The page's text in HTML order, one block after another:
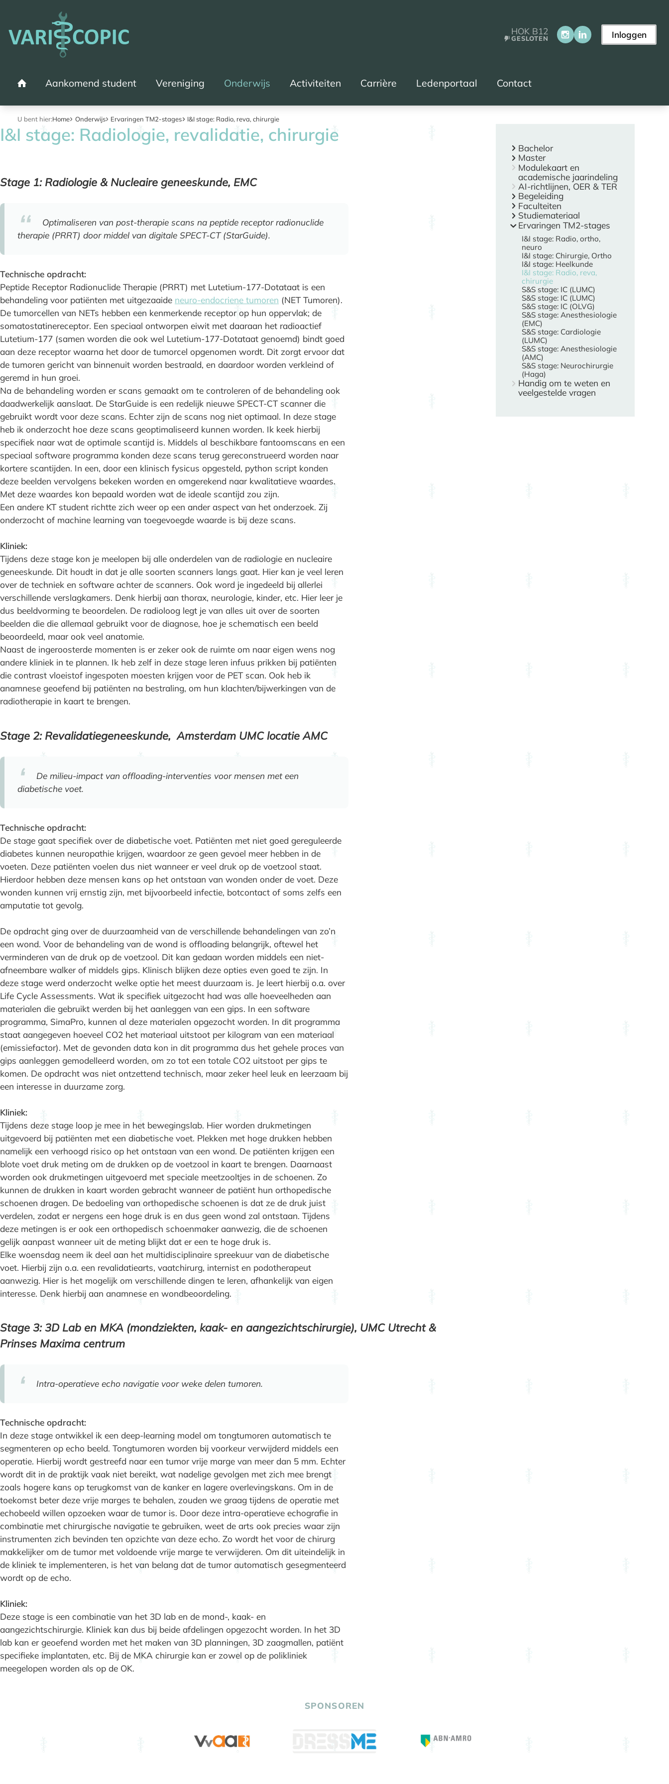
Home
Aankomend student Vereniging Onderwijs Activiteiten Carrière Ledenportaal Contact
HOK B12
GESLOTEN Inloggen
U bent hier:Home Onderwijs Ervaringen TM2-stages I&I stage: Radio, reva, chirurgie
I&I stage: Radiologie, revalidatie, chirurgie
Stage 1: Radiologie & Nucleaire geneeskunde, EMC
Optimaliseren van post-therapie scans na peptide receptor radionuclide
therapie (PRRT) door middel van digitale SPECT-CT (StarGuide).
Technische opdracht:
Peptide Receptor Radionuclide Therapie (PRRT) met Lutetium-177-Dotataat is een
behandeling voor patiënten met uitgezaaide neuro-endocriene tumoren (NET Tumoren).
De tumorcellen van NETs hebben een kenmerkende receptor op hun oppervlak; de
somatostatinereceptor. Een speciaal ontworpen eiwit met daaraan het radioactief
Lutetium-177 (samen worden die ook wel Lutetium-177-Dotataat genoemd) bindt goed
aan deze receptor waarna het door de tumorcel opgenomen wordt. Dit zorgt ervoor dat
de tumoren gericht van binnenuit worden bestraald, en daardoor worden verkleind of
geremd in hun groei.
Na de behandeling worden er scans gemaakt om te controleren of de behandeling ook
daadwerkelijk aanslaat. De StarGuide is een redelijk nieuwe SPECT-CT scanner die
gebruikt wordt voor deze scans. Echter zijn de scans nog niet optimaal. In deze stage
heb ik onderzocht hoe deze scans geoptimaliseerd kunnen worden. Ik keek hierbij
specifiek naar wat de optimale scantijd is. Middels al beschikbare fantoomscans en een
speciaal software programma konden deze scans terug gereconstrueerd worden naar
kortere scantijden. In een, door een klinisch fysicus opgesteld, python script konden
deze beelden vervolgens bekeken worden en omgerekend naar kwalitatieve waardes.
Met deze waardes kon bepaald worden wat de ideale scantijd zou zijn.
Een andere KT student richtte zich weer op een ander aspect van het onderzoek. Zij
onderzocht of machine learning van toegevoegde waarde is bij deze scans.
Kliniek:
Tijdens deze stage kon je meelopen bij alle onderdelen van de radiologie en nucleaire
geneeskunde. Dit houdt in dat je alle soorten scanners langs gaat. Hier kan je veel leren
over de techniek en software achter de scanners. Ook word je ingedeeld bij allerlei
verschillende verslagkamers. Denk hierbij aan thorax, neurologie, kinder, etc. Hier leer je
dus beeldvorming te beoordelen. De radioloog legt je van alles uit over de soorten
beelden die die allemaal gebruikt voor de diagnose, hoe je schematisch een beeld
beoordeeld, maar ook veel anatomie.
Naast de ingeroosterde momenten is er zeker ook de ruimte om naar eigen wens nog
andere kliniek in te plannen. Ik heb zelf in deze stage leren infuus prikken bij patiënten
die contrast vloeistof ingespoten moesten krijgen voor de PET scan. Ook heb ik
anamnese geoefend bij patiënten na bestraling, om hun klachten/bijwerkingen van de
radiotherapie in kaart te brengen.
Stage 2: Revalidatiegeneeskunde, Amsterdam UMC locatie AMC
De milieu-impact van offloading-interventies voor mensen met een
diabetische voet.
Technische opdracht:
De stage gaat specifiek over de diabetische voet. Patiënten met niet goed gereguleerde
diabetes kunnen neuropathie krijgen, waardoor ze geen gevoel meer hebben in de
voeten. Deze patiënten voelen dus niet wanneer er veel druk op de voetzool staat.
Hierdoor hebben deze mensen kans op het ontstaan van wonden onder de voet. Deze
wonden kunnen vrij ernstig zijn, met bijvoorbeeld infectie, botcontact of soms zelfs een
amputatie tot gevolg.
De opdracht ging over de duurzaamheid van de verschillende behandelingen van zo’n
een wond. Voor de behandeling van de wond is offloading belangrijk, oftewel het
verminderen van de druk op de voetzool. Dit kan gedaan worden middels een niet-
afneembare walker of middels gips. Klinisch blijken deze opties even goed te zijn. In
deze stage werd onderzocht welke optie het meest duurzaam is. Je leert hierbij o.a. over
Life Cycle Assessments. Wat ik specifiek uitgezocht had was alle hoeveelheden aan
materialen die gebruikt werden bij het aanleggen van een gips. In een software
programma, SimaPro, kunnen al deze materialen opgezocht worden. In dit programma
staat aangegeven hoeveel CO2 het materiaal uitstoot per kilogram van een materiaal
(emissiefactor). Met de gevonden data kon in dit programma dus het gehele proces van
gips aanleggen gemodelleerd worden, om zo tot een totale CO2 uitstoot per gips te
komen. De opdracht was niet ontzettend technisch, maar zeker heel leuk en leerzaam bij
een interesse in duurzame zorg.
Kliniek:
Tijdens deze stage loop je mee in het bewegingslab. Hier worden drukmetingen
uitgevoerd bij patiënten met een diabetische voet. Plekken met hoge drukken hebben
namelijk een verhoogd risico op het ontstaan van een wond. De patiënten krijgen een
blote voet druk meting om de drukken op de voetzool in kaart te brengen. Daarnaast
worden ook drukmetingen uitgevoerd met speciale meetzooltjes in de schoenen. Zo
kunnen de drukken in kaart worden gebracht wanneer de patiënt hun orthopedische
schoenen dragen. De bedoeling van orthopedische schoenen is dat ze de druk juist
verdelen, zodat er nergens een hoge druk is en dus geen wond zal ontstaan. Tijdens
deze metingen is er ook een orthopedisch schoenmaker aanwezig, die de schoenen
gelijk aanpast wanneer uit de meting blijkt dat er een te hoge druk is.
Elke woensdag neem ik deel aan het multidisciplinaire spreekuur van de diabetische
voet. Hierbij zijn o.a. een revalidatiearts, vaatchirurg, internist en podotherapeut
aanwezig. Hier is het mogelijk om verschillende dingen te leren, afhankelijk van eigen
interesse. Denk hierbij aan anamnese en wondbeoordeling.
Stage 3: 3D Lab en MKA (mondziekten, kaak- en aangezichtschirurgie), UMC Utrecht &
Prinses Maxima centrum
Intra-operatieve echo navigatie voor weke delen tumoren.
Technische opdracht:
In deze stage ontwikkel ik een deep-learning model om tongtumoren automatisch te
segmenteren op echo beeld. Tongtumoren worden bij voorkeur verwijderd middels een
operatie. Hierbij wordt gestreefd naar een tumor vrije marge van meer dan 5 mm. Echter
wordt dit in de praktijk vaak niet bereikt, wat nadelige gevolgen met zich mee brengt
zoals hogere kans op terugkomst van de kanker en lagere overlevingskans. Om in de
toekomst beter deze vrije marges te behalen, zouden we graag tijdens de operatie met
echobeeld willen opzoeken waar de tumor is. Door deze intra-operatieve echografie in
combinatie met chirurgische navigatie te gebruiken, weet de arts ook precies waar zijn
instrumenten zich bevinden ten opzichte van deze echo. Zo wordt het voor de chirurg
makkelijker om de tumor met voldoende vrije marge te verwijderen. Om dit uiteindelijk in
de kliniek te implementeren, is het van belang dat de tumor automatisch gesegmenteerd
wordt op de echo.
Kliniek:
Deze stage is een combinatie van het 3D lab en de mond-, kaak- en
aangezichtschirurgie. Kliniek kan dus bij beide afdelingen opgezocht worden. In het 3D
lab kan er geoefend worden met het maken van 3D planningen, 3D zaagmallen, patiënt
specifieke implantaten, etc. Bij de MKA chirurgie kan er zowel op de polikliniek
meegelopen worden als op de OK.
Bachelor
Master
Modulekaart en
academische jaarindeling
AI-richtlijnen, OER & TER
Begeleiding
Faculteiten
Studiemateriaal
Ervaringen TM2-stages
I&I stage: Radio, ortho,
neuro
I&I stage: Chirurgie, Ortho
I&I stage: Heelkunde
I&I stage: Radio, reva,
chirurgie
S&S stage: IC (LUMC)
S&S stage: IC (LUMC)
S&S stage: IC (OLVG)
S&S stage: Anesthesiologie
(EMC)
S&S stage: Cardiologie
(LUMC)
S&S stage: Anesthesiologie
(AMC)
S&S stage: Neurochirurgie
(Haga)
Handig om te weten en
veelgestelde vragen
SPONSOREN